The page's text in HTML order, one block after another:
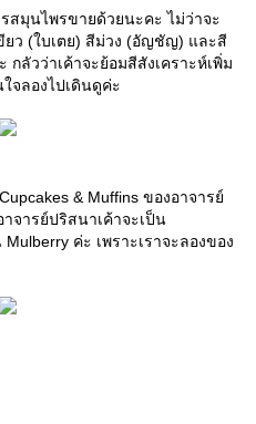
มุนไพรขายด้วยนะคะ ไม่ว่าจะ
ยว (ใบเตย) สีม่วง (อัญชัญ) และสี
ลัวว่าเค้าจะย้อมสีสังเคราะห์เพิ่ม
จลองไปเดินดูค่ะ
& Muffins ของอาจารย์
ารย์ปริสนาเค้าจะเป็น
ค่ะ เพราะเราจะลองของ